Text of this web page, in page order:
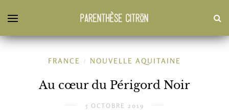
FRANCE / NOUVELLE AQUITAINE
Au cœur du Périgord Noir
5 OCTOBRE 2019